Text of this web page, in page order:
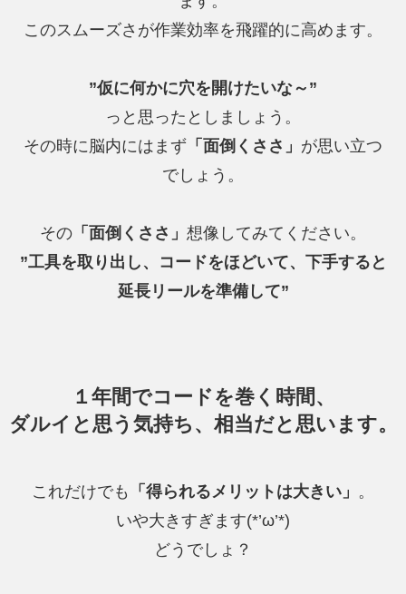
このスムーズさが作業効率を飛躍的に高めます。
”仮に何かに穴を開けたいな～”
っと思ったとしましょう。
その時に脳内にはまず 「面倒くささ」 が思い立つ
でしょう。
その 「面倒くささ」 想像してみてください。
”工具を取り出し、コードをほどいて、下手すると
延長リールを準備して”
１年間でコードを巻く時間、
ダルイと思う気持ち、相当だと思います。
これだけでも 「得られるメリットは大きい」 。
いや大きすぎます(*’ω’*)
どうでしょ？